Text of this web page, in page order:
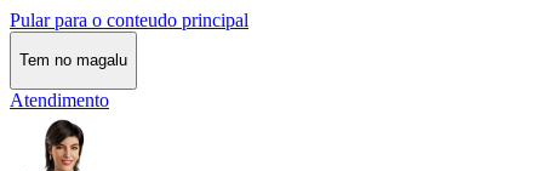
Pular para o conteudo principal
Tem no magalu
Atendimento